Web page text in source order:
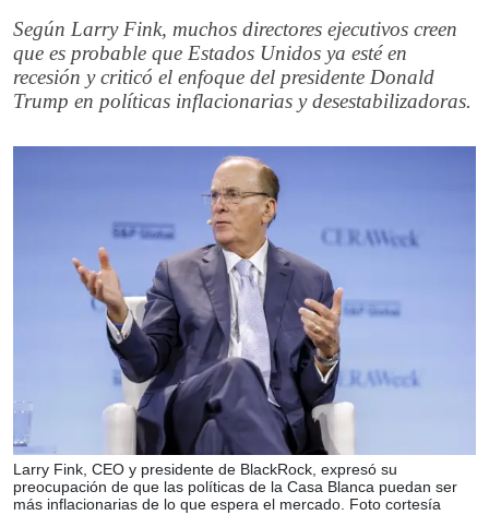
Según Larry Fink, muchos directores ejecutivos creen
que es probable que Estados Unidos ya esté en
recesión y criticó el enfoque del presidente Donald
Trump en políticas inflacionarias y desestabilizadoras.
Larry Fink, CEO y presidente de BlackRock, expresó su
preocupación de que las políticas de la Casa Blanca puedan ser
más inflacionarias de lo que espera el mercado. Foto cortesía